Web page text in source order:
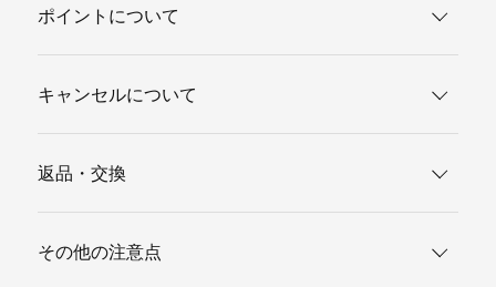
ポイントについて
キャンセルについて
返品・交換
その他の注意点